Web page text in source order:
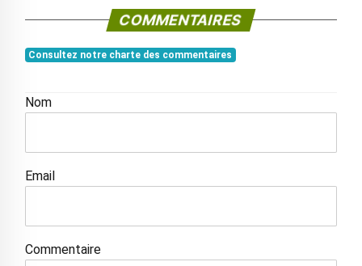
COMMENTAIRES
Consultez notre charte des commentaires
Nom
Email
Commentaire